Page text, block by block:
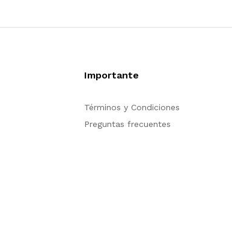
Importante
Términos y Condiciones
Preguntas frecuentes